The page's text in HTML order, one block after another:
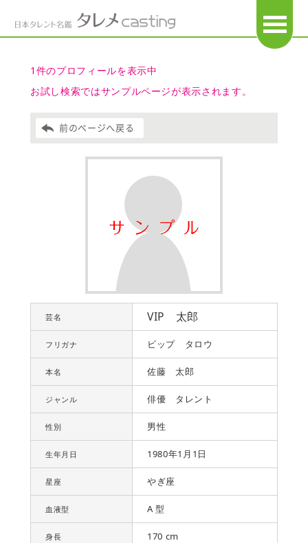
1件のプロフィールを表示中
お試し検索ではサンプルページが表示されます。
前のページへ戻る
芸名 VIP 太郎
フリガナ ビップ タロウ
本名 佐藤 太郎
ジャンル 俳優 タレント
性別 男性
生年月日 1980年1月1日
星座 やぎ座
血液型 A 型
身長 170 cm